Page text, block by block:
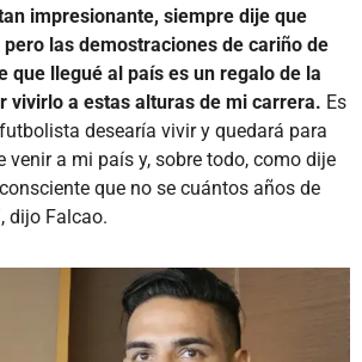
impresionante, siempre dije que
las demostraciones de cariño de
que llegué al país es un regalo de la
vivirlo a estas alturas de mi carrera. Es
desearía vivir y quedará para
venir a mi país y, sobre todo, como dije
que no se cuántos años de
dijo Falcao.